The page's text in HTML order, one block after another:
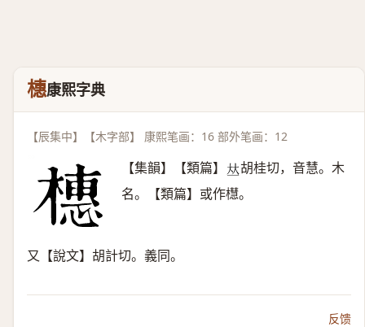
橞康熙字典
【辰集中】【木字部】 康熙笔画：16 部外笔画：12
【集韻】【類篇】 𠀤胡桂切，音慧。木
名。【類篇】或作櫘。
又【說文】胡計切。義同。
反馈